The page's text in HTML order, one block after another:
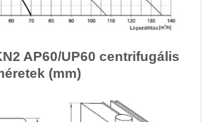
AP60/UP60 centrifugális
(mm)